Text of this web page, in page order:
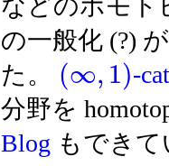
などのホモト
の一般化 (?)
た。 (∞, 1)-
分野を
Blog もでき